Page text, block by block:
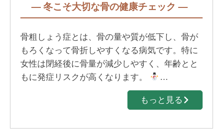
― 冬こそ大切な骨の健康チェック ―
骨粗しょう症とは、骨の量や質が低下し、骨が
もろくなって骨折しやすくなる病気です。特に
女性は閉経後に骨量が減少しやすく、年齢とと
もに発症リスクが高くなります。
…
もっと見る